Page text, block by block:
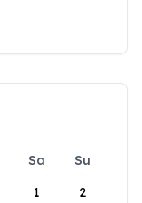
Sa
Su
1
2